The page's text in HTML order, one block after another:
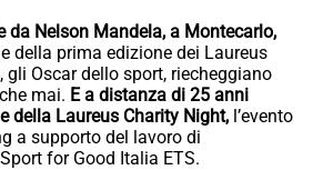
da Nelson Mandela, a Montecarlo,
della prima edizione dei Laureus
gli Oscar dello sport, riecheggiano
mai. E a distanza di 25 anni
della Laureus Charity Night, l’evento
a supporto del lavoro di
for Good Italia ETS.